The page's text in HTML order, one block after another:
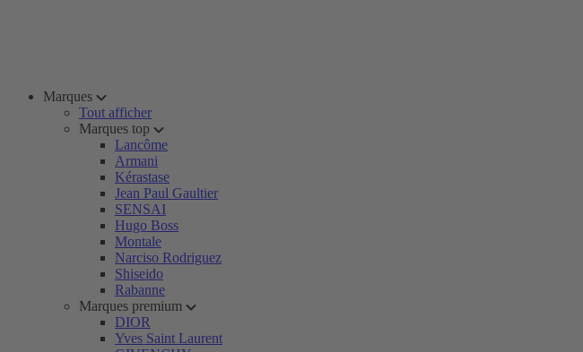
Marques
Tout afficher
Marques top
Lancôme
Armani
Kérastase
Jean Paul Gaultier
SENSAI
Hugo Boss
Montale
Narciso Rodriguez
Shiseido
Rabanne
Marques premium
DIOR
Yves Saint Laurent